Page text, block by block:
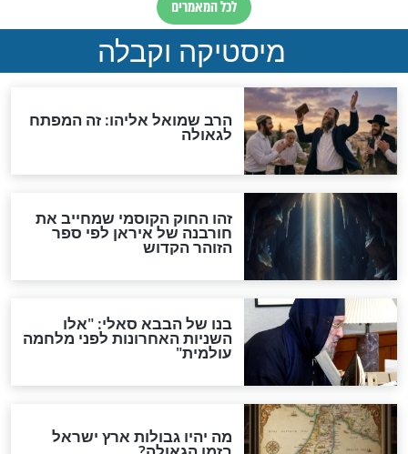
מה יהיה בימות המשיח?
"לפני הגאולה תהיה אפיקורסות
והכחשה גדולה מאוד של
האמונה"
האם לאחר בוא המשיח יהיה
אפשר לחזור בתשובה?
לכל המאמרים